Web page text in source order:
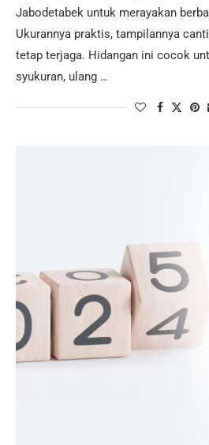
Jabodetabek untuk merayakan
Ukurannya praktis, tampilannya
tetap terjaga. Hidangan ini cocok
syukuran, ulang …